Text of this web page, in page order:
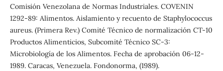
Comisión Venezolana de Normas Industriales. COVENIN
1292-89: Alimentos. Aislamiento y recuento de Staphylococcus
aureus. (Primera Rev.) Comité Técnico de normalización CT-10
Productos Alimenticios, Subcomité Técnico SC-3:
Microbiología de los Alimentos. Fecha de aprobación 06-12-
1989. Caracas, Venezuela. Fondonorma, (1989).